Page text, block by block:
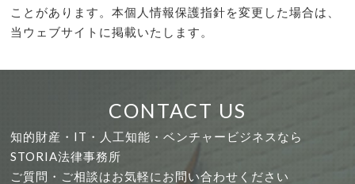
ことがあります。本個人情報保護指針を変更した場合は、
当ウェブサイトに掲載いたします。
CONTACT US
知的財産・IT・人工知能・ベンチャービジネスなら
STORIA法律事務所
ご質問・ご相談はお気軽にお問い合わせください